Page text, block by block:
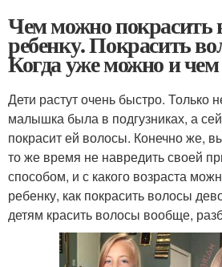
Чем можно покрасить
ребенку. Покрасить
Когда уже можно и чем
Дети растут очень быстро. Только
малышка была в подгузниках, а
покрасит ей волосы. Конечно же,
то же время не навредить своей
способом, и с какого возраста
ребенку, как покрасить волосы
детям красить волосы вообще,